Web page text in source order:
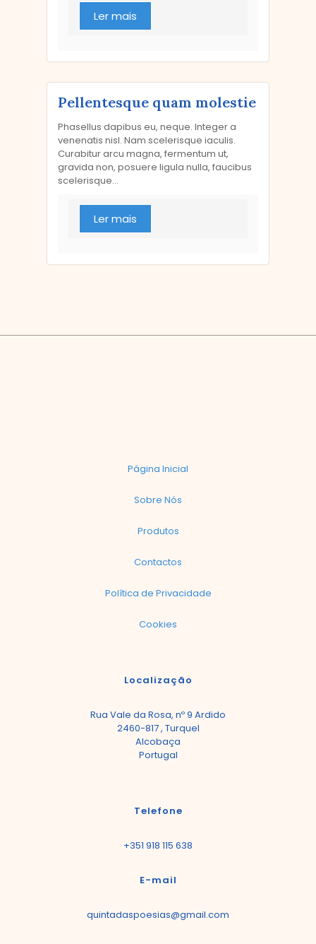
Ler mais
Pellentesque quam molestie
Phasellus dapibus eu, neque. Integer a
venenatis nisl. Nam scelerisque iaculis.
Curabitur arcu magna, fermentum ut,
gravida non, posuere ligula nulla, faucibus
scelerisque...
Ler mais
Página Inicial
Sobre Nós
Produtos
Contactos
Política de Privacidade
Cookies
Localização
Rua Vale da Rosa, nº 9 Ardido
2460-817 , Turquel
Alcobaça
Portugal
Telefone
+351 918 115 638
E-mail
quintadaspoesias@gmail.com